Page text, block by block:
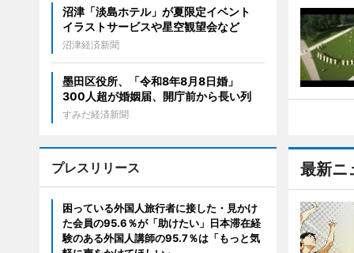
最新ニ
沼津「淡島ホテル」が夏限定イベント
イラストサービスや星空観望会など
沼津経済新聞
墨田区役所、「令和8年8月8日婚」
300人超が婚姻届、開庁前から長い列
すみだ経済新聞
プレスリリース
困っている外国人旅行者に接した・見かけ
た会員の95.6％が「助けたい」日本滞在経
験のある外国人講師の95.7％は「もっと気